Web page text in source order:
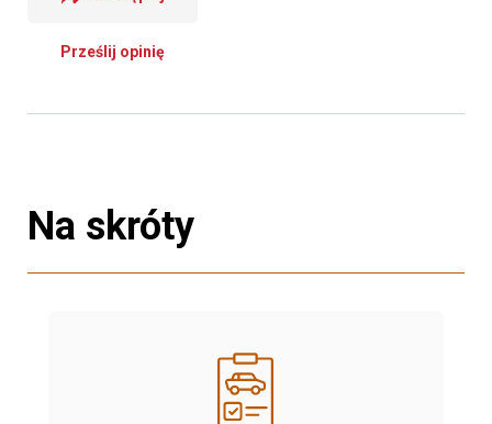
Prześlij opinię
Na skróty